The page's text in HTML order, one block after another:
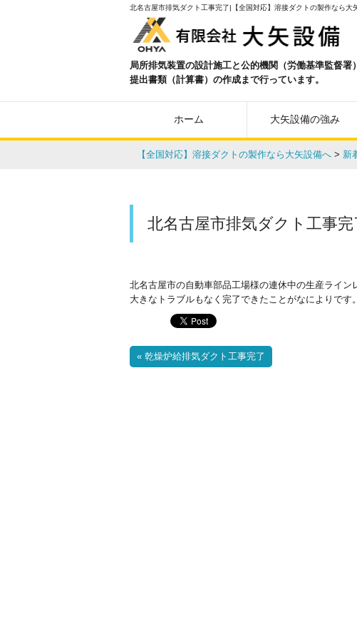
北名古屋市排気ダクト工事完了|【全国対応】溶接ダクトの製作なら大
局所排気装置の設計施工と公的機関（労働基準監督署
提出書類（計算書）の作成まで行っています。
ホーム 大矢設備の強み
【全国対応】溶接ダクトの製作なら大矢設備へ > 新
北名古屋市排気ダクト工事完
北名古屋市の自動車部品工場様の連休中の生産ライン
大きなトラブルもなく完了できたことがなによりです。
« 乾燥炉給排気ダクト工事完了